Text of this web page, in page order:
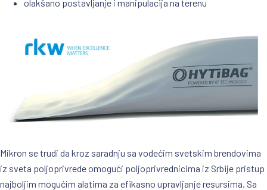
olakšano postavljanje i manipulacija na terenu
Mikron se trudi da kroz saradnju sa vodećim svetskim brendovima
iz sveta poljoprivrede omogući poljoprivrednicima iz Srbije pristup
najboljim mogućim alatima za efikasno upravljanje resursima. Sa